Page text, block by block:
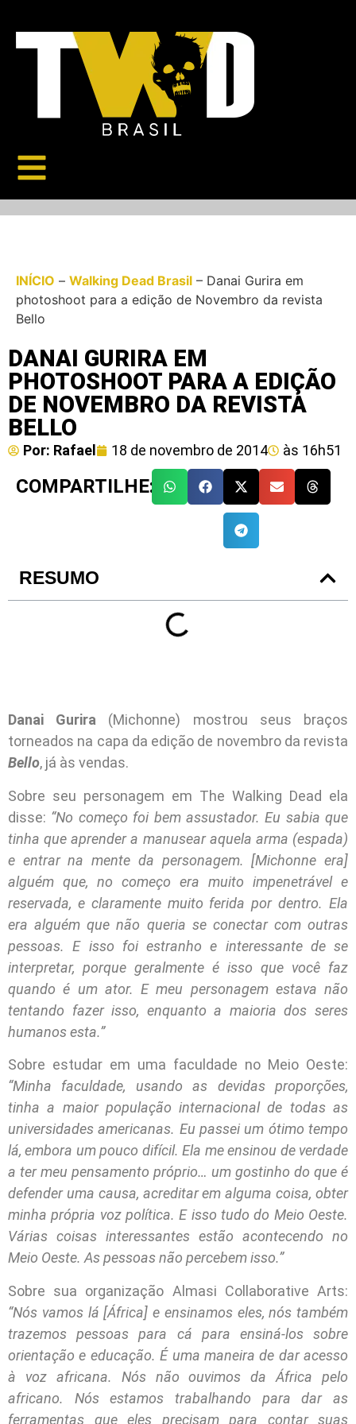
INÍCIO – Walking Dead Brasil – Danai Gurira em
photoshoot para a edição de Novembro da revista
Bello
DANAI GURIRA EM
PHOTOSHOOT PARA A EDIÇÃO
DE NOVEMBRO DA REVISTA
BELLO
Por: Rafael 18 de novembro de 2014 às 16h51
COMPARTILHE:
RESUMO
Danai Gurira (Michonne) mostrou seus braços
torneados na capa da edição de novembro da revista
Bello, já às vendas.
Sobre seu personagem em The Walking Dead ela
disse: “No começo foi bem assustador. Eu sabia que
tinha que aprender a manusear aquela arma (espada)
e entrar na mente da personagem. [Michonne era]
alguém que, no começo era muito impenetrável e
reservada, e claramente muito ferida por dentro. Ela
era alguém que não queria se conectar com outras
pessoas. E isso foi estranho e interessante de se
interpretar, porque geralmente é isso que você faz
quando é um ator. E meu personagem estava não
tentando fazer isso, enquanto a maioria dos seres
humanos esta.”
Sobre estudar em uma faculdade no Meio Oeste:
“Minha faculdade, usando as devidas proporções,
tinha a maior população internacional de todas as
universidades americanas. Eu passei um ótimo tempo
lá, embora um pouco difícil. Ela me ensinou de verdade
a ter meu pensamento próprio… um gostinho do que é
defender uma causa, acreditar em alguma coisa, obter
minha própria voz política. E isso tudo do Meio Oeste.
Várias coisas interessantes estão acontecendo no
Meio Oeste. As pessoas não percebem isso.”
Sobre sua organização Almasi Collaborative Arts:
“Nós vamos lá [África] e ensinamos eles, nós também
trazemos pessoas para cá para ensiná-los sobre
orientação e educação. É uma maneira de dar acesso
à voz africana. Nós não ouvimos da África pelo
africano. Nós estamos trabalhando para dar as
ferramentas que eles precisam para contar suas